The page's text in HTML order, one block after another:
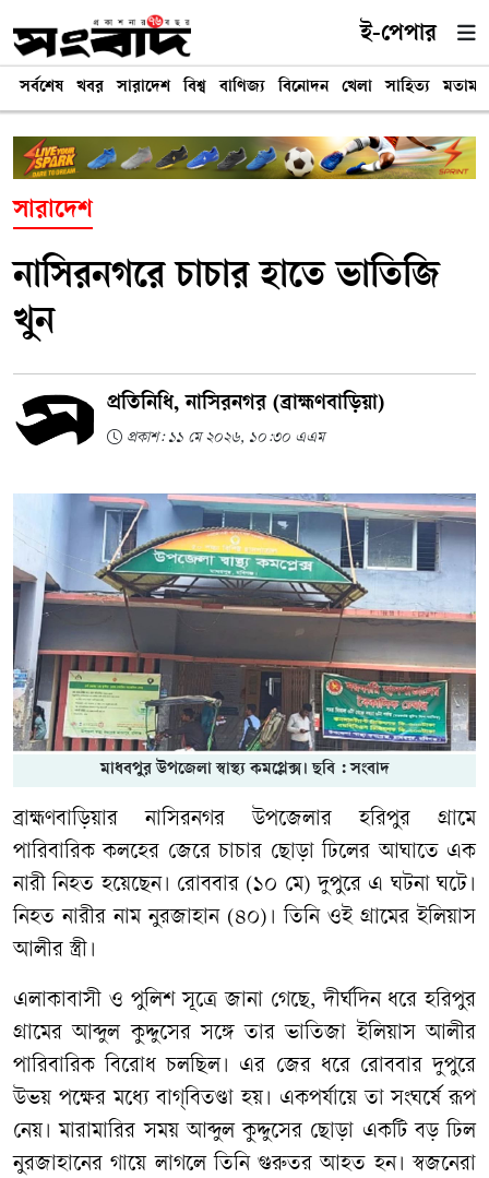
ই-পেপার
সর্বশেষ খবর সারাদেশ বিশ্ব বাণিজ্য বিনোদন খেলা সাহিত্য মতামত
সারাদেশ
নাসিরনগরে চাচার হাতে ভাতিজি
খুন
প্রতিনিধি, নাসিরনগর (ব্রাহ্মণবাড়িয়া)
প্রকাশ: ১১ মে ২০২৬, ১০:৩০ এএম
মাধবপুর উপজেলা স্বাস্থ্য কমপ্লেক্স। ছবি : সংবাদ
ব্রাহ্মণবাড়িয়ার নাসিরনগর উপজেলার হরিপুর গ্রামে
পারিবারিক কলহের জেরে চাচার ছোড়া ঢিলের আঘাতে এক
নারী নিহত হয়েছেন। রোববার (১০ মে) দুপুরে এ ঘটনা ঘটে।
নিহত নারীর নাম নুরজাহান (৪০)। তিনি ওই গ্রামের ইলিয়াস
আলীর স্ত্রী।
এলাকাবাসী ও পুলিশ সূত্রে জানা গেছে, দীর্ঘদিন ধরে হরিপুর
গ্রামের আব্দুল কুদ্দুসের সঙ্গে তার ভাতিজা ইলিয়াস আলীর
পারিবারিক বিরোধ চলছিল। এর জের ধরে রোববার দুপুরে
উভয় পক্ষের মধ্যে বাগ্‌বিতণ্ডা হয়। একপর্যায়ে তা সংঘর্ষে রূপ
নেয়। মারামারির সময় আব্দুল কুদ্দুসের ছোড়া একটি বড় ঢিল
নুরজাহানের গায়ে লাগলে তিনি গুরুতর আহত হন। স্বজনেরা